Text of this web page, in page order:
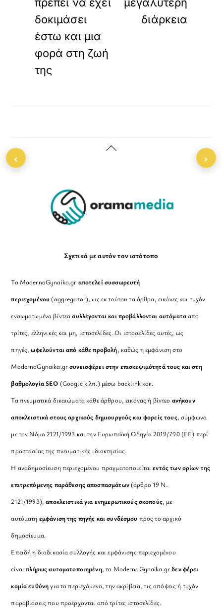
δοκιμάσει
έστω και μια
φορά στη ζωή
της
διάρκεια
Back
Σχετικά με αυτόν τον ιστότοπο
Το ModernaGynaika.gr αποτελεί συσσωρευτή
περιεχομένου (aggregator), ως εκ τούτου τα άρθρα, εικόνες και τυχόν
ενσωματωμένα βίντεοσυλλέγονται και προβάλλονται αυτόματααπό
τρίτες, ελληνικές και μη, ιστοσελίδες. Οι ιστοσελίδες αυτές, ως
πηγές,ωφελούνται από κάθε προβολή, καθώς η εμφάνιση στο
ModernaGynaika.grσυνεισφέρει στην επισκεψιμότητά τους και στη
βαθμολογία SEO (Google κ.λπ.) μέσω backlink κοκ.
Τα πνευματικά δικαιώματα κάθε άρθρου, εικόνας ή βίντεο ανήκουν
αποκλειστικά στους αρχικούς δημιουργούς και φορείς τους, σύμφωνα
με τον Νόμο 2121/1993 και την Ευρωπαϊκή Οδηγία 2019/790 (ΕΕ) περί
προστασίας της πνευματικής ιδιοκτησίας.
Η αναδημοσίευση περιεχομένου πραγματοποιείταιεντός των ορίων της
επιτρεπόμενης παράθεσης αποσπασμάτων(άρθρο 19 Ν.
2121/1993), αποκλειστικά για ενημερωτικούς σκοπούς, με
αυτόματη εμφάνιση της πηγής και συνδέσμου προς το αρχικό
δημοσίευμα.
Επειδή η διαδικασία συλλογής και εμφάνισης περιεχομένου
είναιπλήρως αυτοματοποιημένη, το ModernaGynaika.grδεν φέρει
καμία ευθύνηγια το περιεχόμενο, την ακρίβεια, τις απόψεις ή τυχόν
παραβιάσεις που προέρχονται από τρίτες ιστοσελίδες.
‹ ›